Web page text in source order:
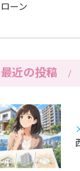
ローン
最近の投稿